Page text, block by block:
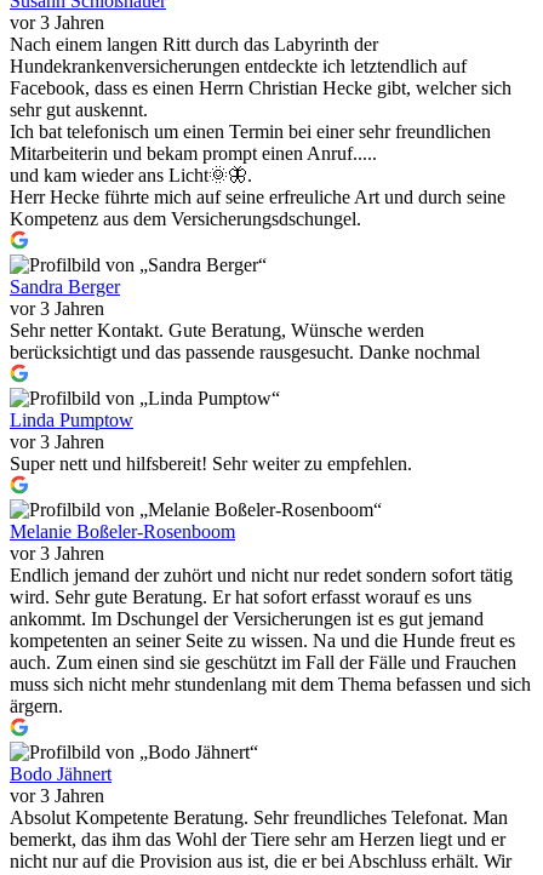
vor 3 Jahren
Nach einem langen Ritt durch das Labyrinth der
Hundekrankenversicherungen entdeckte ich letztendlich auf
Facebook, dass es einen Herrn Christian Hecke gibt, welcher sich
sehr gut auskennt.
Ich bat telefonisch um einen Termin bei einer sehr freundlichen
Mitarbeiterin und bekam prompt einen Anruf.....
und kam wieder ans Licht🌞🦋.
Herr Hecke führte mich auf seine erfreuliche Art und durch seine
Kompetenz aus dem Versicherungsdschungel.
Sandra Berger
vor 3 Jahren
Sehr netter Kontakt. Gute Beratung, Wünsche werden
berücksichtigt und das passende rausgesucht. Danke nochmal
Linda Pumptow
vor 3 Jahren
Super nett und hilfsbereit! Sehr weiter zu empfehlen.
Melanie Boßeler-Rosenboom
vor 3 Jahren
Endlich jemand der zuhört und nicht nur redet sondern sofort tätig
wird. Sehr gute Beratung. Er hat sofort erfasst worauf es uns
ankommt. Im Dschungel der Versicherungen ist es gut jemand
kompetenten an seiner Seite zu wissen. Na und die Hunde freut es
auch. Zum einen sind sie geschützt im Fall der Fälle und Frauchen
muss sich nicht mehr stundenlang mit dem Thema befassen und sich
ärgern.
Bodo Jähnert
vor 3 Jahren
Absolut Kompetente Beratung. Sehr freundliches Telefonat. Man
bemerkt, das ihm das Wohl der Tiere sehr am Herzen liegt und er
nicht nur auf die Provision aus ist, die er bei Abschluss erhält. Wir